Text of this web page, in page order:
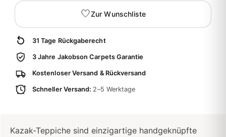
Zur Wunschliste
31 Tage Rückgaberecht
3 Jahre Jakobson Carpets Garantie
Kostenloser Versand & Rückversand
Schneller Versand: 2–5 Werktage
Kazak-Teppiche sind einzigartige handgeknüpfte